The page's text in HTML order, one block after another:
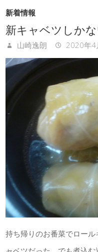
新着情報
新キャベツしか
山崎逸朗 2020年4
持ち帰りのお番菜でロー